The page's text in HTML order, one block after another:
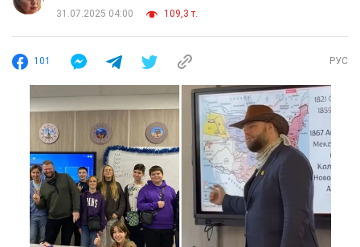
31.07.2025 04:00 109,3 т.
101 РУС